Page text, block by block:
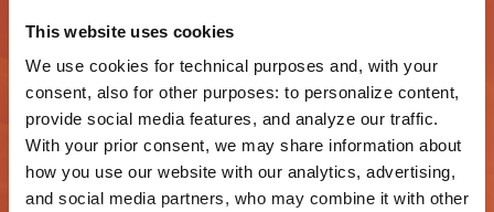
This website uses cookies
We use cookies for technical purposes and, with your
consent, also for other purposes: to personalize content,
provide social media features, and analyze our traffic.
With your prior consent, we may share information about
how you use our website with our analytics, advertising,
and social media partners, who may combine it with other
Brécol
Castaño
Chirimoyo